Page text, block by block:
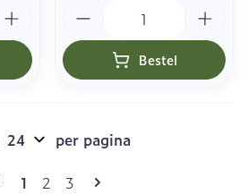
Bestel
Pagina's
U lees momenteel pagina
1 Pagina
2 Pagina
3
per pagina